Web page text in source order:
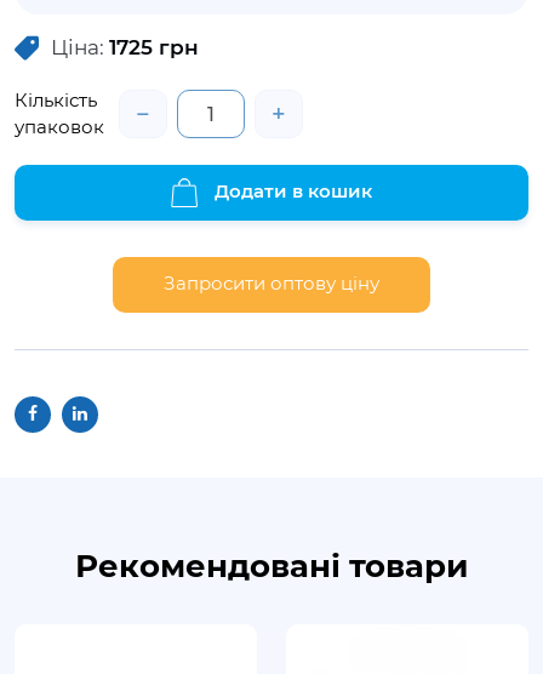
Ціна: 1725 грн
Кількість
упаковок
− +
Додати в кошик
Запросити оптову ціну
Рекомендовані товари